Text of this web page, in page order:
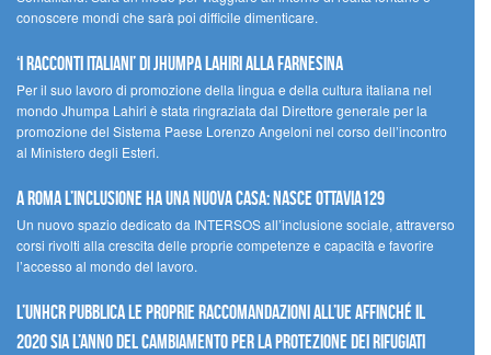
conoscere mondi che sarà poi difficile dimenticare.
‘I racconti italiani’ di Jhumpa Lahiri alla Farnesina
Per il suo lavoro di promozione della lingua e della cultura italiana nel
mondo Jhumpa Lahiri è stata ringraziata dal Direttore generale per la
promozione del Sistema Paese Lorenzo Angeloni nel corso dell’incontro
al Ministero degli Esteri.
A Roma l’inclusione ha una nuova casa: nasce Ottavia129
Un nuovo spazio dedicato da INTERSOS all’inclusione sociale, attraverso
corsi rivolti alla crescita delle proprie competenze e capacità e favorire
l’accesso al mondo del lavoro.
L’UNHCR pubblica le proprie raccomandazioni all’UE affinché il
2020 sia l’anno del cambiamento per la protezione dei rifugiati